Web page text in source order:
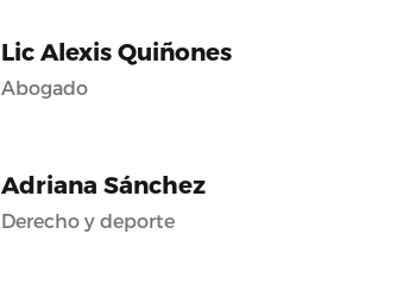
Lic Alexis Quiñones
Abogado
Adriana Sánchez
Derecho y deporte